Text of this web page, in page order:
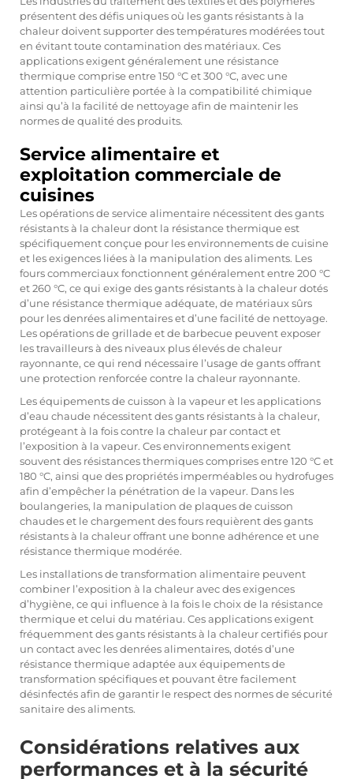
présentent des défis uniques où les gants résistants à la
chaleur doivent supporter des températures modérées tout
en évitant toute contamination des matériaux. Ces
applications exigent généralement une résistance
thermique comprise entre 150 °C et 300 °C, avec une
attention particulière portée à la compatibilité chimique
ainsi qu’à la facilité de nettoyage afin de maintenir les
normes de qualité des produits.
Service alimentaire et
exploitation commerciale de
cuisines
Les opérations de service alimentaire nécessitent des gants
résistants à la chaleur dont la résistance thermique est
spécifiquement conçue pour les environnements de cuisine
et les exigences liées à la manipulation des aliments. Les
fours commerciaux fonctionnent généralement entre 200 °C
et 260 °C, ce qui exige des gants résistants à la chaleur dotés
d’une résistance thermique adéquate, de matériaux sûrs
pour les denrées alimentaires et d’une facilité de nettoyage.
Les opérations de grillade et de barbecue peuvent exposer
les travailleurs à des niveaux plus élevés de chaleur
rayonnante, ce qui rend nécessaire l’usage de gants offrant
une protection renforcée contre la chaleur rayonnante.
Les équipements de cuisson à la vapeur et les applications
d’eau chaude nécessitent des gants résistants à la chaleur,
protégeant à la fois contre la chaleur par contact et
l’exposition à la vapeur. Ces environnements exigent
souvent des résistances thermiques comprises entre 120 °C et
180 °C, ainsi que des propriétés imperméables ou hydrofuges
afin d’empêcher la pénétration de la vapeur. Dans les
boulangeries, la manipulation de plaques de cuisson
chaudes et le chargement des fours requièrent des gants
résistants à la chaleur offrant une bonne adhérence et une
résistance thermique modérée.
Les installations de transformation alimentaire peuvent
combiner l’exposition à la chaleur avec des exigences
d’hygiène, ce qui influence à la fois le choix de la résistance
thermique et celui du matériau. Ces applications exigent
fréquemment des gants résistants à la chaleur certifiés pour
un contact avec les denrées alimentaires, dotés d’une
résistance thermique adaptée aux équipements de
transformation spécifiques et pouvant être facilement
désinfectés afin de garantir le respect des normes de sécurité
sanitaire des aliments.
Considérations relatives aux
performances et à la sécurité